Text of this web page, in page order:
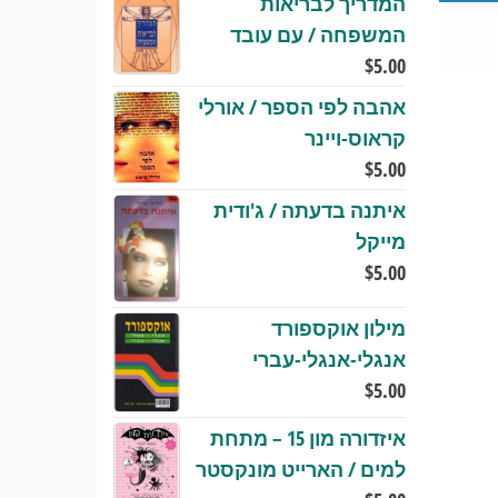
המשפחה / עם עובד
$5.00
אהבה לפי הספר / אורלי
קראוס-ויינר
$5.00
איתנה בדעתה / ג'ודית
מייקל
$5.00
מילון אוקספורד
אנגלי-אנגלי-עברי
$5.00
איזדורה מון 15 – מתחת
למים / הארייט מונקסטר